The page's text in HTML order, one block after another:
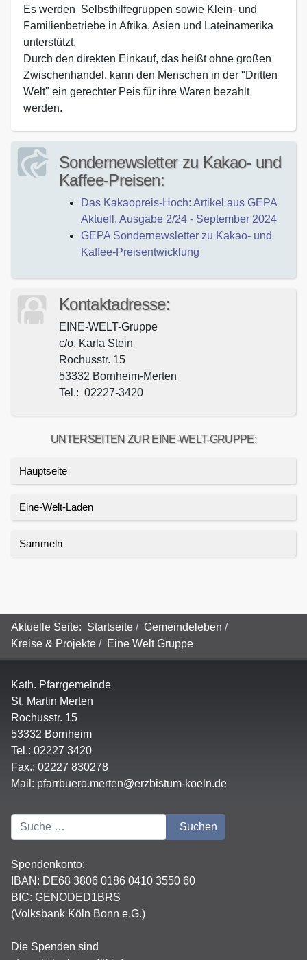
Es werden Selbsthilfegruppen sowie Klein- und
Familienbetriebe in Afrika, Asien und Lateinamerika
unterstützt.
Durch den direkten Einkauf, das heißt ohne großen
Zwischenhandel, kann den Menschen in der "Dritten
Welt" ein gerechter Peis für ihre Waren bezahlt
werden.
Sondernewsletter zu Kakao- und
Kaffee-Preisen:
Das Kakaopreis-Hoch: Artikel aus GEPA
Aktuell, Ausgabe 2/24 - September 2024
GEPA Sondernewsletter zu Kakao- und
Kaffee-Preisentwicklung
Kontaktadresse:
EINE-WELT-Gruppe
c/o. Karla Stein
Rochusstr. 15
53332 Bornheim-Merten
Tel.: 02227-3420
UNTERSEITEN ZUR EINE-WELT-GRUPPE:
Hauptseite
Eine-Welt-Laden
Sammeln
Aktuelle Seite: Startseite
Gemeindeleben
Kreise & Projekte
Eine Welt Gruppe
Kath. Pfarrgemeinde
St. Martin Merten
Rochusstr. 15
53332 Bornheim
Tel.: 02227 3420
Fax.: 02227 830278
Mail: pfarrbuero.merten@erzbistum-koeln.de
Suchen Suchen
Spendenkonto:
IBAN: DE68 3806 0186 0410 3550 60
BIC: GENODED1BRS
(Volksbank Köln Bonn e.G.)
Die Spenden sind